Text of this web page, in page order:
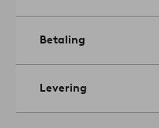
Betaling
Levering